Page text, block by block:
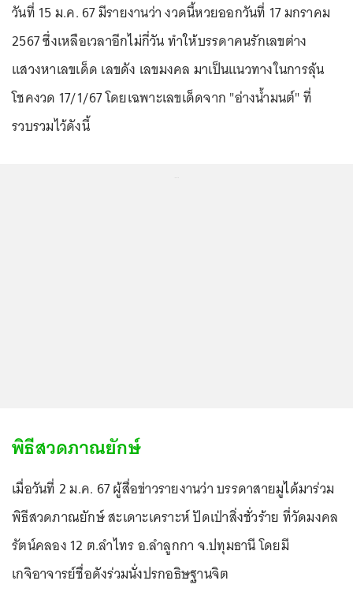
วันที่ 15 ม.ค. 67 มีรายงานว่า งวดนี้หวยออกวันที่ 17 มกราคม
2567 ซึ่งเหลือเวลาอีกไม่กี่วัน ทำให้บรรดาคนรักเลขต่าง
แสวงหาเลขเด็ด เลขดัง เลขมงคล มาเป็นแนวทางในการลุ้น
โชคงวด 17/1/67 โดยเฉพาะเลขเด็ดจาก "อ่างน้ำมนต์" ที่
รวบรวมไว้ดังนี้
พิธีสวดภาณยักษ์
เมื่อวันที่ 2 ม.ค. 67 ผู้สื่อข่าวรายงานว่า บรรดาสายมูได้มาร่วม
พิธีสวดภาณยักษ์ สะเดาะเคราะห์ ปัดเป่าสิ่งชั่วร้าย ที่วัดมงคล
รัตน์คลอง 12 ต.ลำไทร อ.ลำลูกกา จ.ปทุมธานี โดยมี
เกจิอาจารย์ชื่อดังร่วมนั่งปรกอธิษฐานจิต